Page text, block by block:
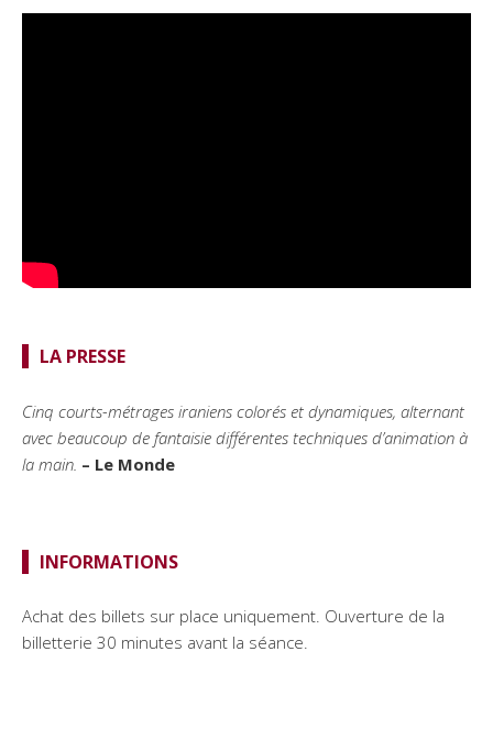
LA PRESSE
Cinq courts-métrages iraniens colorés et dynamiques, alternant
avec beaucoup de fantaisie différentes techniques d’animation à
la main. – Le Monde
INFORMATIONS
Achat des billets sur place uniquement. Ouverture de la
billetterie 30 minutes avant la séance.